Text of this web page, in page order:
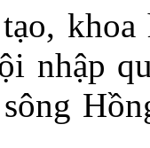
nhập